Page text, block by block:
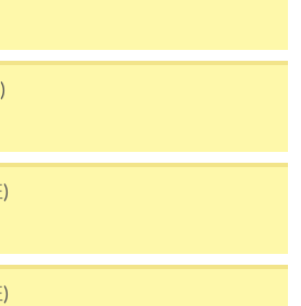
網頁的右上角的
學歷證明)。系統只支援doc,